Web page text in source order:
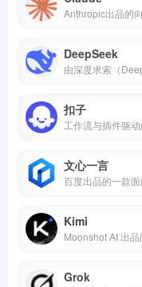
DeepSeek
扣子
文心一言
Kimi
Grok